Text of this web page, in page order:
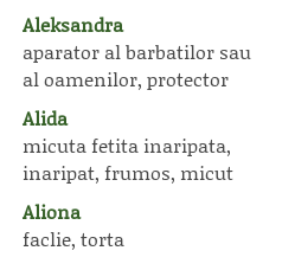
Aleksandra
aparator al barbatilor sau
al oamenilor, protector
Alida
micuta fetita inaripata,
inaripat, frumos, micut
Aliona
faclie, torta